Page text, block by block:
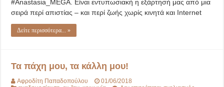
#Anastasia_MEGA. Είναι εντυπωσιακή η εξάρτησή μας από μια
σειρά περί απιστίας – και περί ζωής χωρίς κινητά και Internet
Δείτε περισσότερα... »
Τα πάχη μου, τα κάλλη μου!
Αφροδίτη Παπαδοπούλου
01/06/2018